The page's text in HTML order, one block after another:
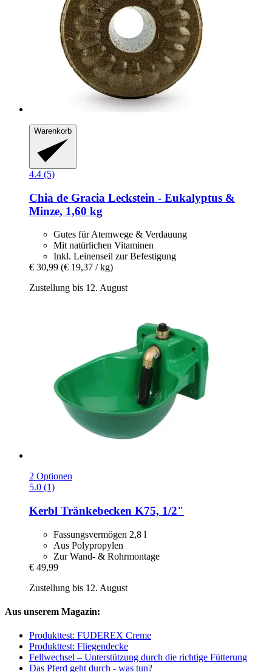
Warenkorb
4.4 (5)
Chia de Gracia Leckstein -​ Eukalyptus &
Minze, 1,60 kg
Gutes für Atemwege & Verdauung
Mit natürlichen Vitaminen
Inkl. Leinenseil zur Befestigung
€ 30,99 (€ 19,37 / kg)
Zustellung bis 12. August
2 Optionen
5.0 (1)
Kerbl Tränkebecken K75, 1/2"
Fassungsvermögen 2,8 l
Aus Polypropylen
Zur Wand- & Rohrmontage
€ 49,99
Zustellung bis 12. August
Aus unserem Magazin:
Produkttest: FUDEREX Creme
Produkttest: Fliegendecke
Fellwechsel – Unterstützung durch die richtige Fütterung
Das Pferd geht durch - was tun?